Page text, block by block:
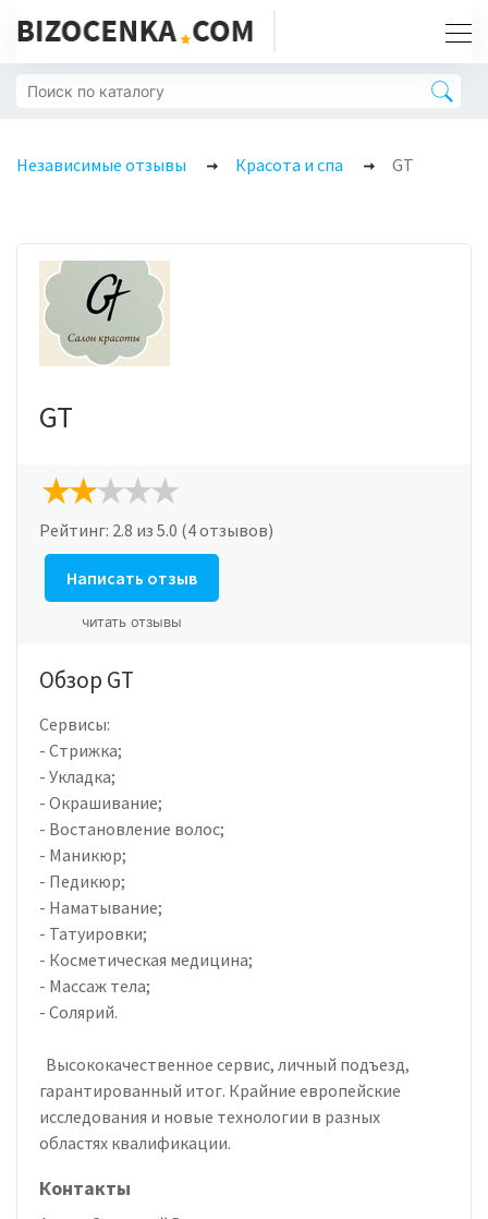
Независимые отзывы Красота и спа GT
GT
Рейтинг: 2.8 из 5.0 (4 отзывов)
Написать отзыв
читать отзывы
Обзор GT
Сервисы:
- Стрижка;
- Укладка;
- Окрашивание;
- Востановление волос;
- Маникюр;
- Педикюр;
- Наматывание;
- Татуировки;
- Косметическая медицина;
- Массаж тела;
- Солярий.
Высококачественное сервис, личный подъезд,
гарантированный итог. Крайние европейские
исследования и новые технологии в разных
областях квалификации.
Контакты